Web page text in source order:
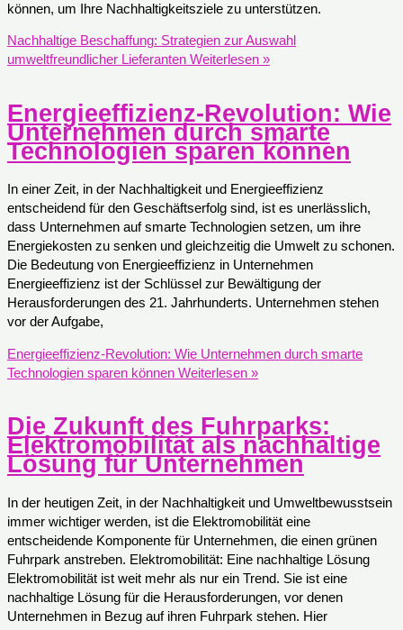
können, um Ihre Nachhaltigkeitsziele zu unterstützen.
Nachhaltige Beschaffung: Strategien zur Auswahl
umweltfreundlicher Lieferanten Weiterlesen »
Energieeffizienz-Revolution: Wie
Unternehmen durch smarte
Technologien sparen können
In einer Zeit, in der Nachhaltigkeit und Energieeffizienz
entscheidend für den Geschäftserfolg sind, ist es unerlässlich,
dass Unternehmen auf smarte Technologien setzen, um ihre
Energiekosten zu senken und gleichzeitig die Umwelt zu schonen.
Die Bedeutung von Energieeffizienz in Unternehmen
Energieeffizienz ist der Schlüssel zur Bewältigung der
Herausforderungen des 21. Jahrhunderts. Unternehmen stehen
vor der Aufgabe,
Energieeffizienz-Revolution: Wie Unternehmen durch smarte
Technologien sparen können Weiterlesen »
Die Zukunft des Fuhrparks:
Elektromobilität als nachhaltige
Lösung für Unternehmen
In der heutigen Zeit, in der Nachhaltigkeit und Umweltbewusstsein
immer wichtiger werden, ist die Elektromobilität eine
entscheidende Komponente für Unternehmen, die einen grünen
Fuhrpark anstreben. Elektromobilität: Eine nachhaltige Lösung
Elektromobilität ist weit mehr als nur ein Trend. Sie ist eine
nachhaltige Lösung für die Herausforderungen, vor denen
Unternehmen in Bezug auf ihren Fuhrpark stehen. Hier